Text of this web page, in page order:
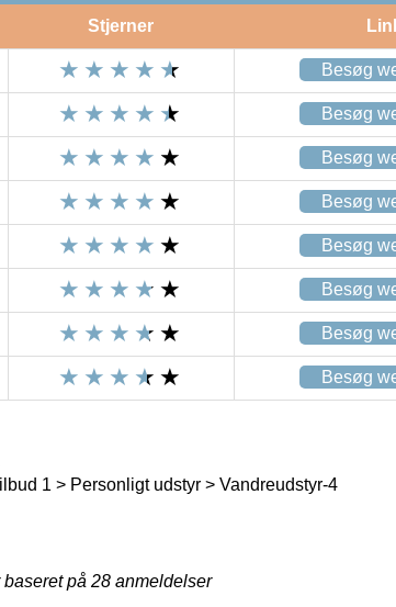
Stjerner
Besøg
Besøg
Besøg
Besøg
Besøg
Besøg
Besøg
Besøg
1 > Personligt udstyr > Vandreudstyr-4
på 28 anmeldelser